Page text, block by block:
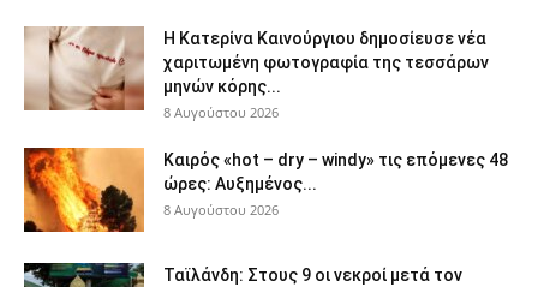
Η Κατερίνα Καινούργιου δημοσίευσε νέα
χαριτωμένη φωτογραφία της τεσσάρων
μηνών κόρης...
8 Αυγούστου 2026
Καιρός «hot – dry – windy» τις επόμενες 48
ώρες: Αυξημένος...
8 Αυγούστου 2026
Ταϊλάνδη: Στους 9 οι νεκροί μετά τον